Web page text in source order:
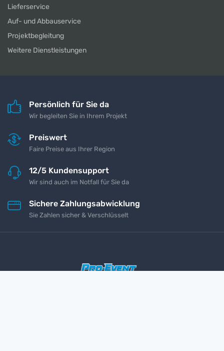
Lieferservice
Auf- und Abbauservice
Projektbegleitung
Weitere Dienstleistungen
Persönlich für Sie da
Wir begleiten Sie in Ihrem Projekt
Preiswert
Faire Preise aus Ihrer Region
12/5 Kundensupport
Wir sind auch im Notfall für Sie da
Sichere Zahlungsabwicklung
Sie Zahlen sicher & Verschlüsselt